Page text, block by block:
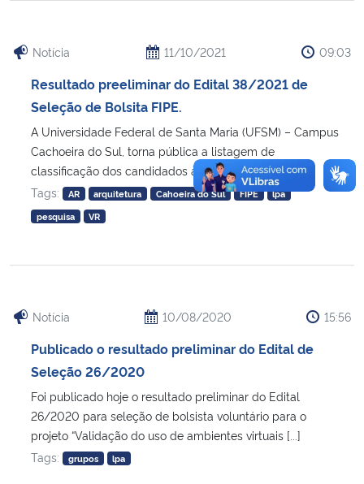
Notícia 11/10/2021 09:03
Resultado preeliminar do Edital 38/2021 de
Seleção de Bolsita FIPE.
A Universidade Federal de Santa Maria (UFSM) – Campus
Cachoeira do Sul, torna pública a listagem de
classificação dos candidados à seleção [...]
Tags:
AR arquitetura Cahoeira do Sul FIPE
lpa
pesquisa
VR
Notícia 10/08/2020 15:56
Publicado o resultado preliminar do Edital de
Seleção 26/2020
Foi publicado hoje o resultado preliminar do Edital
26/2020 para seleção de bolsista voluntário para o
projeto “Validação do uso de ambientes virtuais [...]
Tags:
grupos lpa